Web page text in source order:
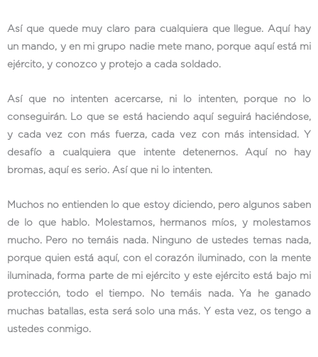
Así que quede muy claro para cualquiera que llegue. Aquí hay
un mando, y en mi grupo nadie mete mano, porque aquí está mi
ejército, y conozco y protejo a cada soldado.
Así que no intenten acercarse, ni lo intenten, porque no lo
conseguirán. Lo que se está haciendo aquí seguirá haciéndose,
y cada vez con más fuerza, cada vez con más intensidad. Y
desafío a cualquiera que intente detenernos. Aquí no hay
bromas, aquí es serio. Así que ni lo intenten.
Muchos no entienden lo que estoy diciendo, pero algunos saben
de lo que hablo. Molestamos, hermanos míos, y molestamos
mucho. Pero no temáis nada. Ninguno de ustedes temas nada,
porque quien está aquí, con el corazón iluminado, con la mente
iluminada, forma parte de mi ejército y este ejército está bajo mi
protección, todo el tiempo. No temáis nada. Ya he ganado
muchas batallas, esta será solo una más. Y esta vez, os tengo a
ustedes conmigo.